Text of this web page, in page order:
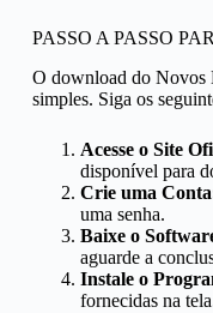
PASSO A PASSO
O download do Novos
simples. Siga os
Acesse o Site
disponível para
Crie uma
uma senha.
Baixe o
aguarde a
Instale o
fornecidas na